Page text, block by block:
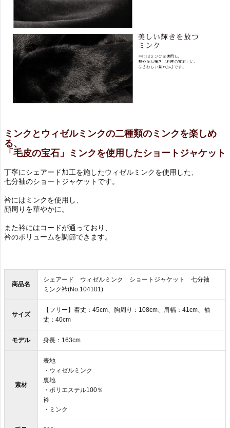
ミンクとウィゼルミンクの二種類のミンクを楽しめ
る、
「毛皮の宝石」ミンクを使用したショートジャケット
丁寧にシェアード加工を施したウィゼルミンクを使用した、
七分袖のショートジャケットです。
衿にはミンクを使用し、
顔周りを華やかに。
また衿にはコードが通っており、
衿のボリュームを調節できます。
商品名
シェアード ウィゼルミンク ショートジャケット 七分袖
ミンク衿(No.104101)
サイズ
【フリー】着丈：45cm、胸周り：108cm、肩幅：41cm、袖
丈：40cm
モデル 身長：163cm
素材
表地
・ウィゼルミンク
裏地
・ポリエステル100％
衿
・ミンク